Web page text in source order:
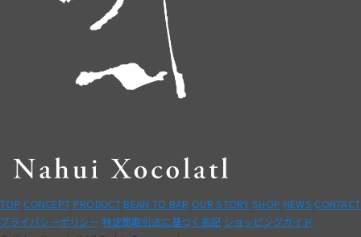
TOP CONCEPT PRODUCTBEAN TO BAR OUR STORY SHOP NEWS CONTACT
プライバシーポリシー 特定商取引法に基づく表記 ショッピングガイド